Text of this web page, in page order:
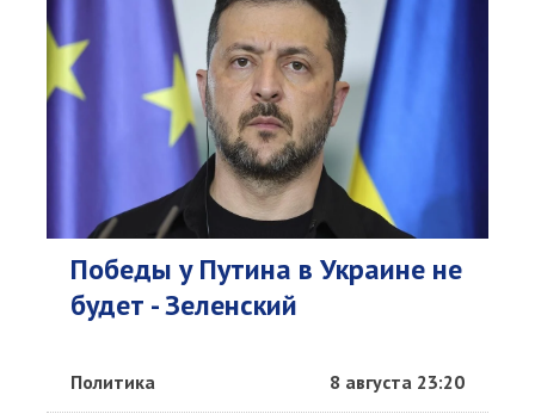
Победы у Путина в Украине не
будет - Зеленский
Политика 8 августа 23:20